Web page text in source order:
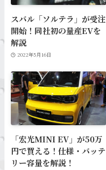
スバル「ソルテラ」が受注
開始！同社初の量産EVを
解説
2022年5月16日
「宏光MINI EV」が50万
円で買える！仕様・バッテ
リー容量を解説！